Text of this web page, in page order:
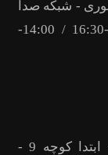
- شبکه صدا
و تصویر فلسفی (ساعت کاری : 20:00-16:30 / 14:00-
شیراز- بلوار مطهری شمالی (زرگری) - ابتدا کوچه 9 -